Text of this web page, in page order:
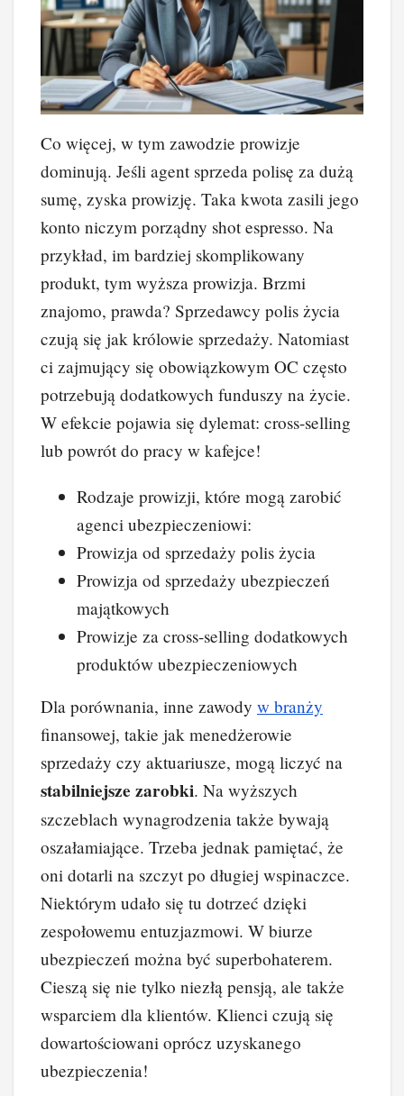
Co więcej, w tym zawodzie prowizje
dominują. Jeśli agent sprzeda polisę za dużą
sumę, zyska prowizję. Taka kwota zasili jego
konto niczym porządny shot espresso. Na
przykład, im bardziej skomplikowany
produkt, tym wyższa prowizja. Brzmi
znajomo, prawda? Sprzedawcy polis życia
czują się jak królowie sprzedaży. Natomiast
ci zajmujący się obowiązkowym OC często
potrzebują dodatkowych funduszy na życie.
W efekcie pojawia się dylemat: cross-selling
lub powrót do pracy w kafejce!
Rodzaje prowizji, które mogą zarobić
agenci ubezpieczeniowi:
Prowizja od sprzedaży polis życia
Prowizja od sprzedaży ubezpieczeń
majątkowych
Prowizje za cross-selling dodatkowych
produktów ubezpieczeniowych
Dla porównania, inne zawody w branży
finansowej, takie jak menedżerowie
sprzedaży czy aktuariusze, mogą liczyć na
stabilniejsze zarobki. Na wyższych
szczeblach wynagrodzenia także bywają
oszałamiające. Trzeba jednak pamiętać, że
oni dotarli na szczyt po długiej wspinaczce.
Niektórym udało się tu dotrzeć dzięki
zespołowemu entuzjazmowi. W biurze
ubezpieczeń można być superbohaterem.
Cieszą się nie tylko niezłą pensją, ale także
wsparciem dla klientów. Klienci czują się
dowartościowani oprócz uzyskanego
ubezpieczenia!